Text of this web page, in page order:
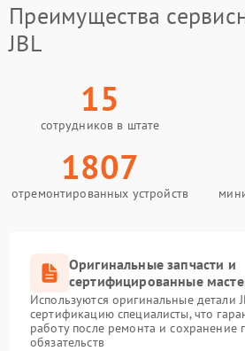
Преимущества
JBL
15
сотрудников в штате
1807
отремонтированных устройств
Оригинальные запчасти и
сертифицированные
Используются оригинальные детали
сертификацию специалисты, что
работу после ремонта и сохранение
обязательств